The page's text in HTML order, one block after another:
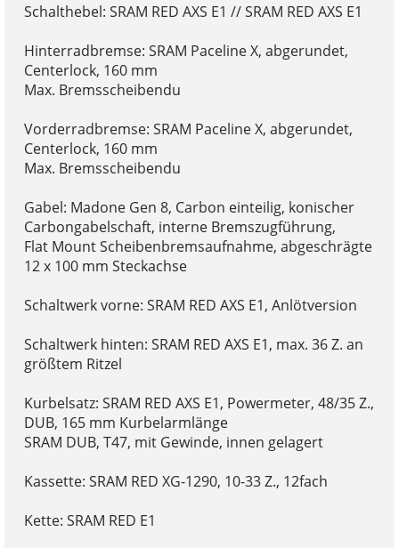
Schalthebel: SRAM RED AXS E1 // SRAM RED AXS E1
Hinterradbremse: SRAM Paceline X, abgerundet,
Centerlock, 160 mm
Max. Bremsscheibendu
Vorderradbremse: SRAM Paceline X, abgerundet,
Centerlock, 160 mm
Max. Bremsscheibendu
Gabel: Madone Gen 8, Carbon einteilig, konischer
Carbongabelschaft, interne Bremszugführung,
Flat Mount Scheibenbremsaufnahme, abgeschrägte
12 x 100 mm Steckachse
Schaltwerk vorne: SRAM RED AXS E1, Anlötversion
Schaltwerk hinten: SRAM RED AXS E1, max. 36 Z. an
größtem Ritzel
Kurbelsatz: SRAM RED AXS E1, Powermeter, 48/35 Z.,
DUB, 165 mm Kurbelarmlänge
SRAM DUB, T47, mit Gewinde, innen gelagert
Kassette: SRAM RED XG-1290, 10-33 Z., 12fach
Kette: SRAM RED E1